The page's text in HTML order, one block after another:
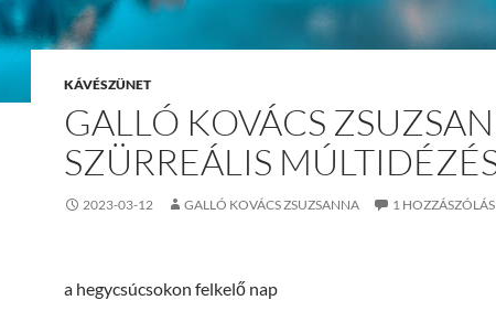
KÁVÉSZÜNET
GALLÓ KOVÁCS
SZÜRREÁLIS
2023-03-12 GALLÓ KOVÁCS ZSUZSANNA 1 HOZZÁSZÓLÁS
a hegycsúcsokon felkelő nap